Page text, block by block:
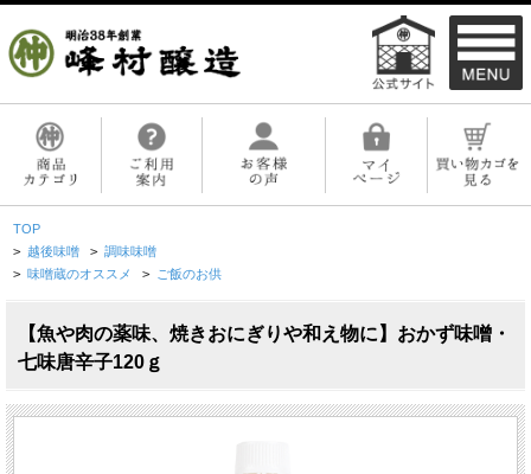
TOP
> 越後味噌 > 調味味噌
> 味噌蔵のオススメ > ご飯のお供
【魚や肉の薬味、焼きおにぎりや和え物に】おかず味噌・
七味唐辛子120ｇ